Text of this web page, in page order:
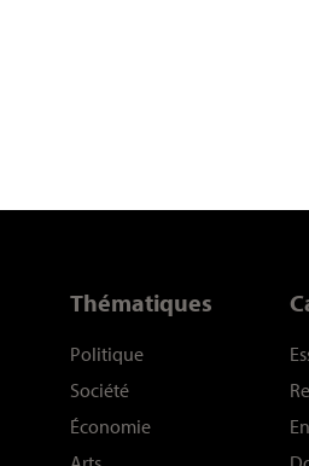
Thématiques
Politique
Société
Économie